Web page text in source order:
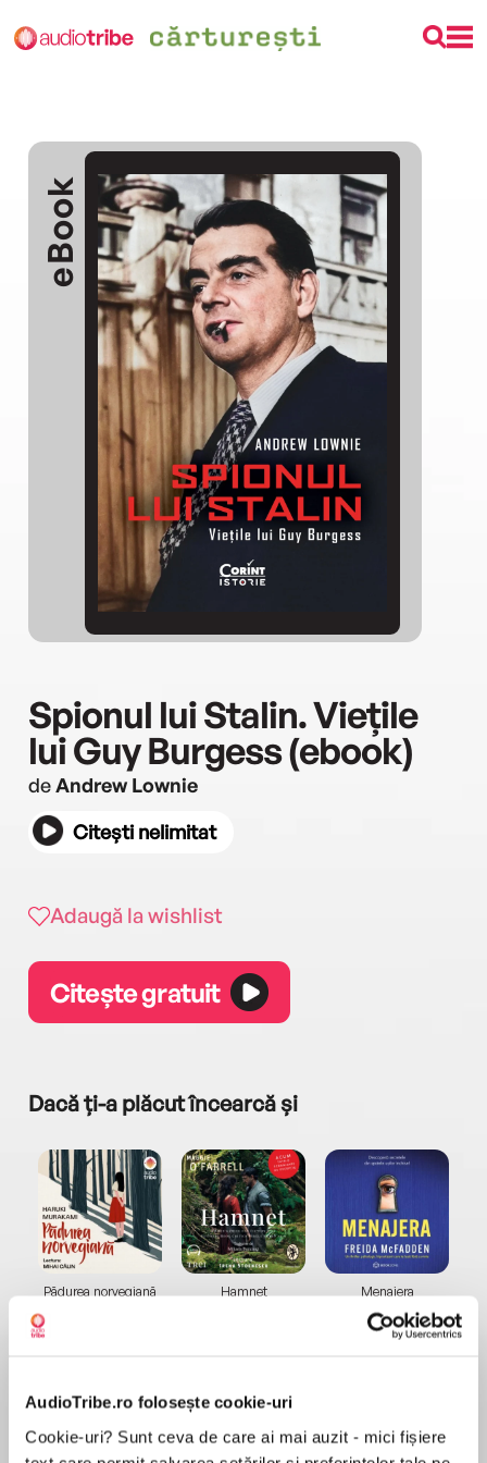
AudioTribe.ro folosește cookie-uri
Cookie-uri? Sunt ceva de care ai mai auzit - mici fișiere
eBook
Spionul lui Stalin. Viețile
lui Guy Burgess (ebook)
deAndrew Lownie
Citești nelimitat
Adaugă la wishlist
Citește gratuit
Dacă ți-a plăcut încearcă și
Pădurea norvegiană Hamnet Menajera